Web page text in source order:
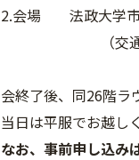
2.会場 法政大学市
（交通ア
会終了後、同26階ラ
当日は平服でお越し
なお、事前申し込み